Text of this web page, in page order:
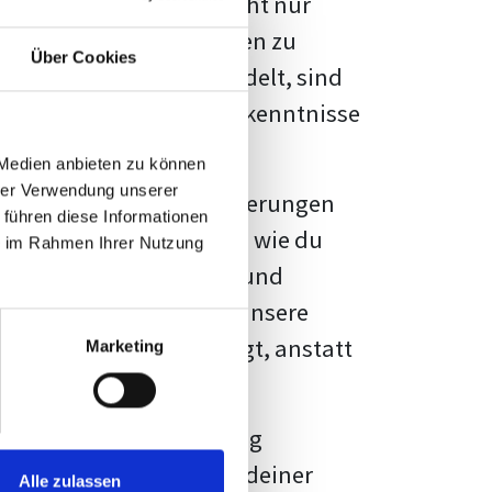
Über Cookies
anbieten zu können
Verwendung unserer
diese Informationen
Rahmen Ihrer Nutzung
Marketing
Alle zulassen
Fakten und Quellen zu
handelt, sind
und Erkenntnisse
vor diesen Herausforderungen
kannst, sondern auch, wie du
Formatierung und
Erwartungen, und unsere
Vorlage zeigt, anstatt
große Herausforderung
wird die Formatierung deiner